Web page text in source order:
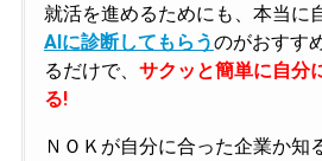
就活を進めるためにも、本当に
AIに診断してもらうのがおすす
るだけで、 サクッと簡単に自分
る!
ＮＯＫが自分に合った企業か知